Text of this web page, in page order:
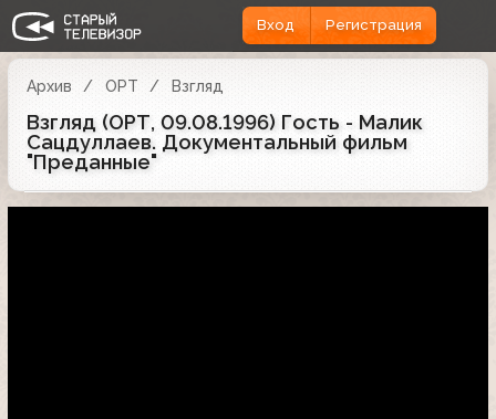
Вход Регистрация
Архив ОРТ Взгляд
Взгляд (ОРТ, 09.08.1996) Гость - Малик
Сацдуллаев. Документальный фильм
"Преданные"